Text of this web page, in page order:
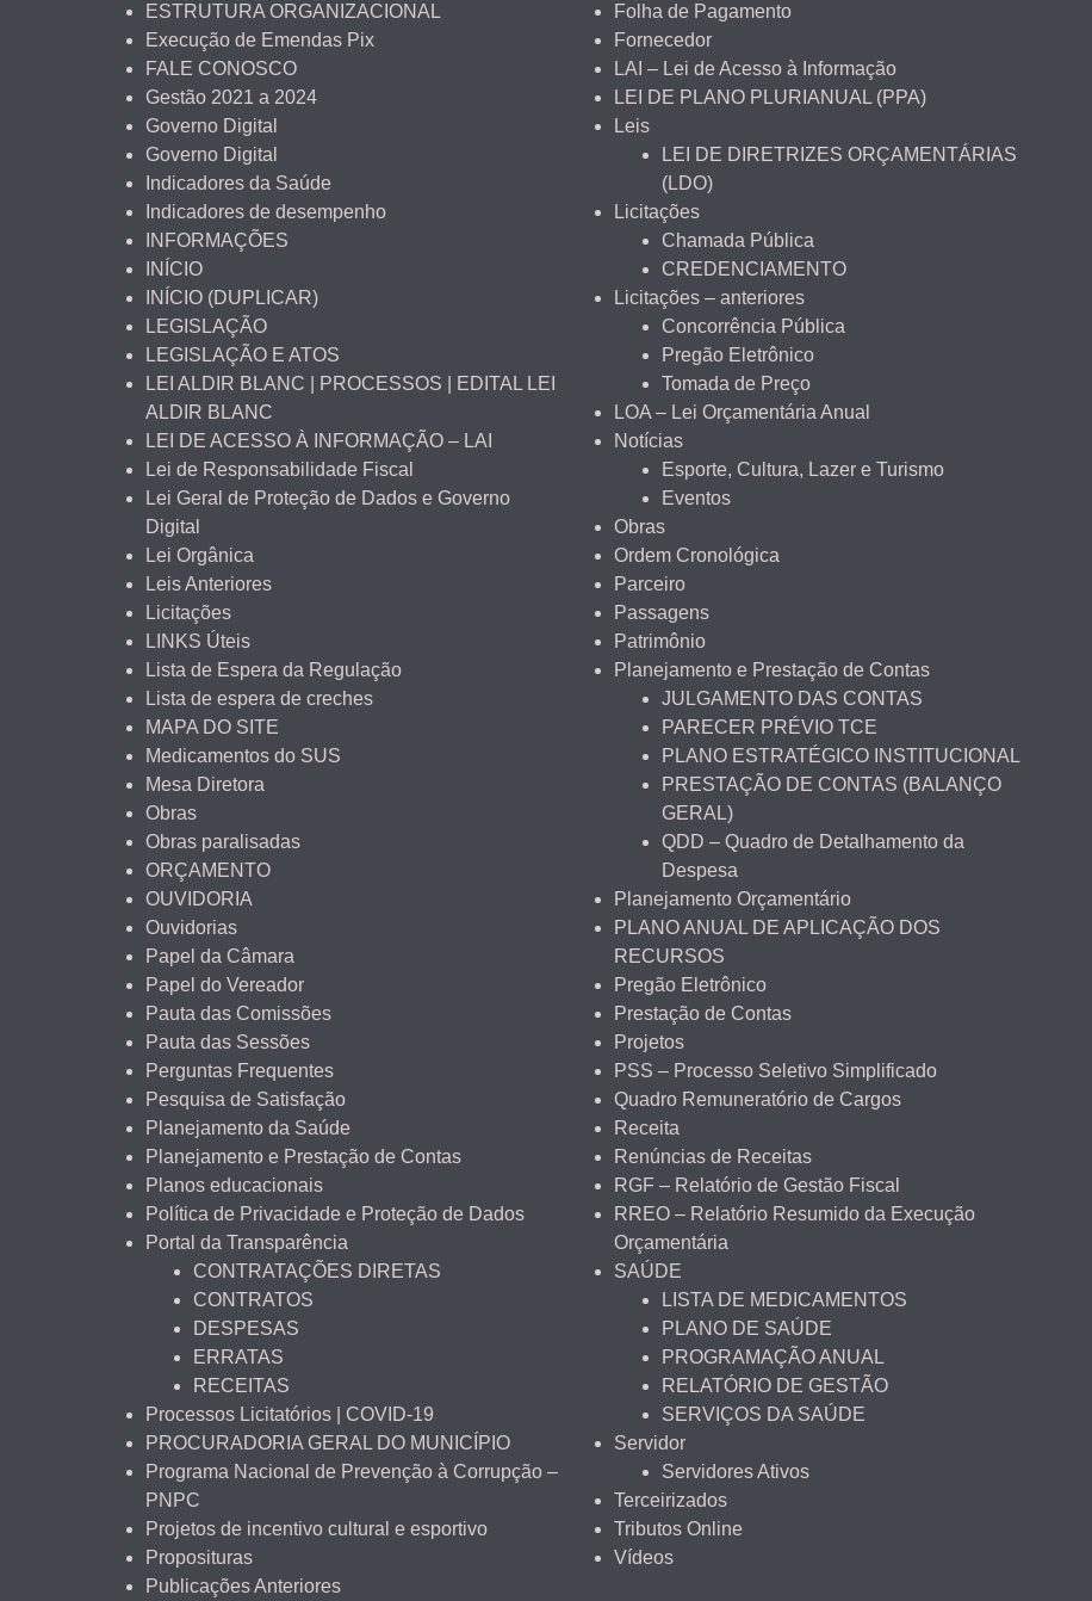
ESTRUTURA ORGANIZACIONAL
Execução de Emendas Pix
FALE CONOSCO
Gestão 2021 a 2024
Governo Digital
Governo Digital
Indicadores da Saúde
Indicadores de desempenho
INFORMAÇÕES
INÍCIO
INÍCIO (DUPLICAR)
LEGISLAÇÃO
LEGISLAÇÃO E ATOS
LEI ALDIR BLANC | PROCESSOS | EDITAL LEI
ALDIR BLANC
LEI DE ACESSO À INFORMAÇÃO – LAI
Lei de Responsabilidade Fiscal
Lei Geral de Proteção de Dados e Governo
Digital
Lei Orgânica
Leis Anteriores
Licitações
LINKS Úteis
Lista de Espera da Regulação
Lista de espera de creches
MAPA DO SITE
Medicamentos do SUS
Mesa Diretora
Obras
Obras paralisadas
ORÇAMENTO
OUVIDORIA
Ouvidorias
Papel da Câmara
Papel do Vereador
Pauta das Comissões
Pauta das Sessões
Perguntas Frequentes
Pesquisa de Satisfação
Planejamento da Saúde
Planejamento e Prestação de Contas
Planos educacionais
Política de Privacidade e Proteção de Dados
Portal da Transparência
CONTRATAÇÕES DIRETAS
CONTRATOS
DESPESAS
ERRATAS
RECEITAS
Processos Licitatórios | COVID-19
PROCURADORIA GERAL DO MUNICÍPIO
Programa Nacional de Prevenção à Corrupção –
PNPC
Projetos de incentivo cultural e esportivo
Proposituras
Publicações Anteriores
Folha de Pagamento
Fornecedor
LAI – Lei de Acesso à Informação
LEI DE PLANO PLURIANUAL (PPA)
Leis
LEI DE DIRETRIZES ORÇAMENTÁRIAS
(LDO)
Licitações
Chamada Pública
CREDENCIAMENTO
Licitações – anteriores
Concorrência Pública
Pregão Eletrônico
Tomada de Preço
LOA – Lei Orçamentária Anual
Notícias
Esporte, Cultura, Lazer e Turismo
Eventos
Obras
Ordem Cronológica
Parceiro
Passagens
Patrimônio
Planejamento e Prestação de Contas
JULGAMENTO DAS CONTAS
PARECER PRÉVIO TCE
PLANO ESTRATÉGICO INSTITUCIONAL
PRESTAÇÃO DE CONTAS (BALANÇO
GERAL)
QDD – Quadro de Detalhamento da
Despesa
Planejamento Orçamentário
PLANO ANUAL DE APLICAÇÃO DOS
RECURSOS
Pregão Eletrônico
Prestação de Contas
Projetos
PSS – Processo Seletivo Simplificado
Quadro Remuneratório de Cargos
Receita
Renúncias de Receitas
RGF – Relatório de Gestão Fiscal
RREO – Relatório Resumido da Execução
Orçamentária
SAÚDE
LISTA DE MEDICAMENTOS
PLANO DE SAÚDE
PROGRAMAÇÃO ANUAL
RELATÓRIO DE GESTÃO
SERVIÇOS DA SAÚDE
Servidor
Servidores Ativos
Terceirizados
Tributos Online
Vídeos